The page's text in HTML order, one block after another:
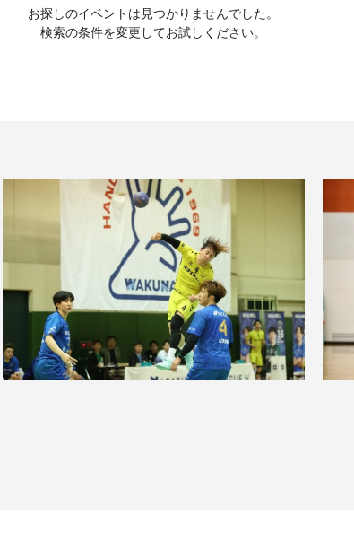
お探しのイベントは見つかりませんでした。
検索の条件を変更してお試しください。